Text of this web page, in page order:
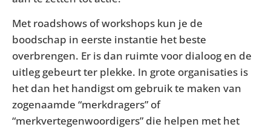
Met roadshows of workshops kun je de
boodschap in eerste instantie het beste
overbrengen. Er is dan ruimte voor dialoog en de
uitleg gebeurt ter plekke. In grote organisaties is
het dan het handigst om gebruik te maken van
zogenaamde “merkdragers” of
“merkvertegenwoordigers” die helpen met het